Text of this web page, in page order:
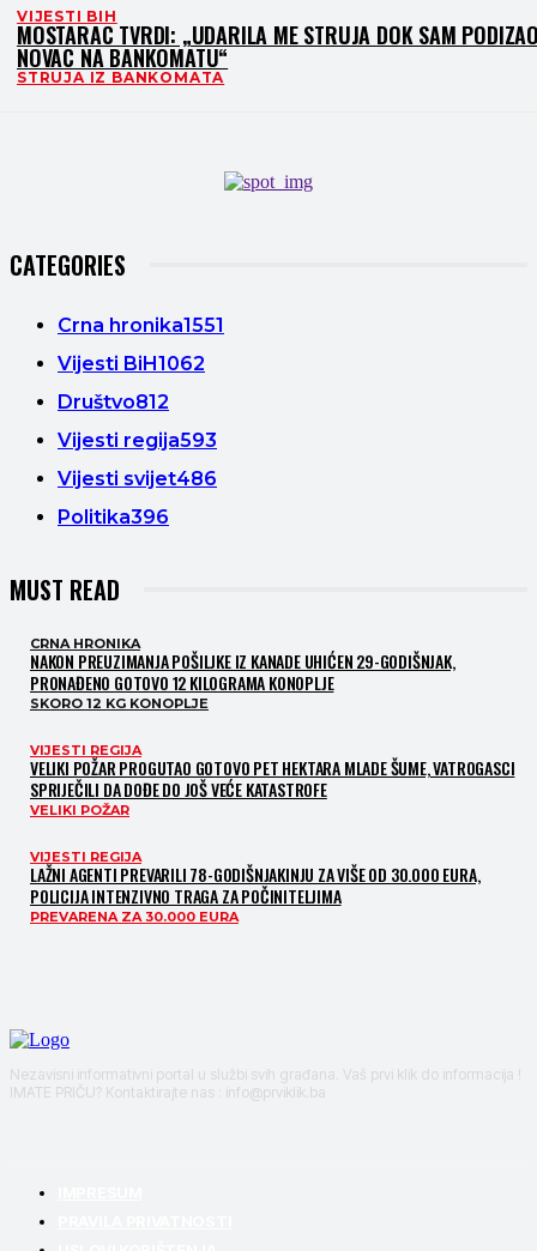
VIJESTI BIH
MOSTARAC TVRDI: „UDARILA ME STRUJA DOK SAM
NOVAC NA BANKOMATU“
STRUJA IZ BANKOMATA
CATEGORIES
Crna hronika1551
Vijesti BiH1062
Društvo812
Vijesti regija593
Vijesti svijet486
Politika396
MUST READ
CRNA HRONIKA
NAKON PREUZIMANJA POŠILJKE IZ KANADE UHIĆEN 29-GODIŠNJAK,
PRONAĐENO GOTOVO 12 KILOGRAMA KONOPLJE
SKORO 12 KG KONOPLJE
VIJESTI REGIJA
VELIKI POŽAR PROGUTAO GOTOVO PET HEKTARA MLADE ŠUME, VATROGASCI
SPRIJEČILI DA DOĐE DO JOŠ VEĆE KATASTROFE
VELIKI POŽAR
VIJESTI REGIJA
LAŽNI AGENTI PREVARILI 78-GODIŠNJAKINJU ZA VIŠE OD 30.000 EURA,
POLICIJA INTENZIVNO TRAGA ZA POČINITELJIMA
PREVARENA ZA 30.000 EURA
Nezavisni informativni portal u službi svih građana. Vaš prvi klik do informacija !
IMATE PRIČU? Kontaktirajte nas : info@prviklik.ba